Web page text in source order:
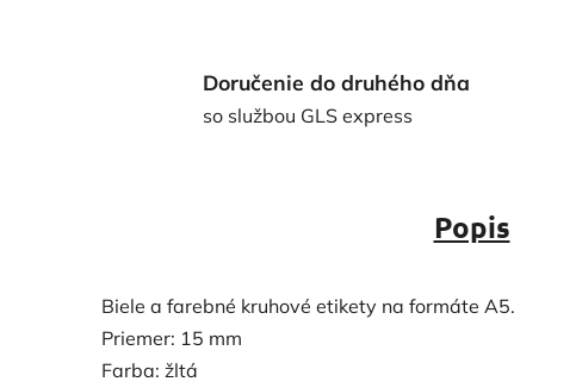
Doručenie do druhého dňa
so službou GLS express
Popis
Biele a farebné kruhové etikety na formáte A5.
Priemer: 15 mm
Farba: žltá